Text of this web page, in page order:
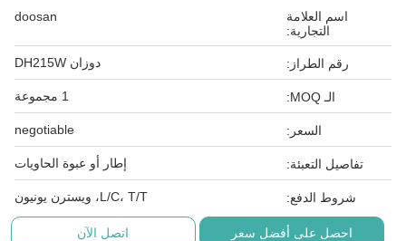
اسم العلامة
التجارية:
doosan
رقم الطراز: دوزان DH215W
الـ MOQ: 1 مجموعة
السعر: negotiable
تفاصيل التعبئة: إطار أو عبوة الحاويات
شروط الدفع: L/C، T/T، ويسترن يونيون
احصل على أفضل سعر اتصل الآن